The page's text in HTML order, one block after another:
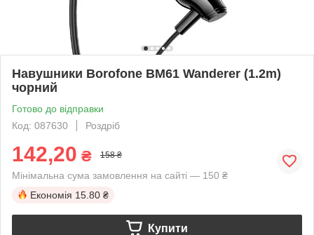
Навушники Borofone BM61 Wanderer (1.2m)
чорний
Готово до відправки
Код: 087630
Роздріб
142,20 ₴ 158 ₴
Мінімальна сума замовлення на сайті — 150 ₴
Економія 15.80 ₴
Купити